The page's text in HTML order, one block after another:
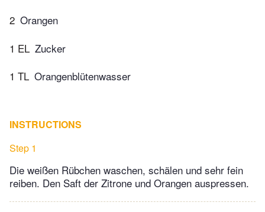
2 Orangen
1 EL Zucker
1 TL Orangenblütenwasser
INSTRUCTIONS
Step 1
Die weißen Rübchen waschen, schälen und sehr fein
reiben. Den Saft der Zitrone und Orangen auspressen.